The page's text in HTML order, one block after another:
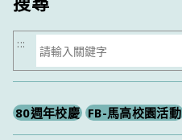
搜
尋
:::
80週年校慶 FB-馬高校園活動